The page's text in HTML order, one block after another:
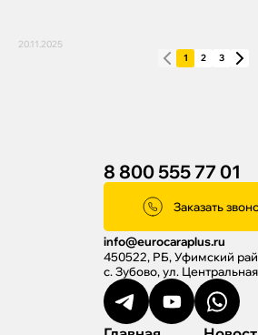
20.11.2025
1
2 3
8 800 555 77 01
Заказать
info@eurocaraplus.ru
450522, РБ, Уфимский
с. Зубово, ул.